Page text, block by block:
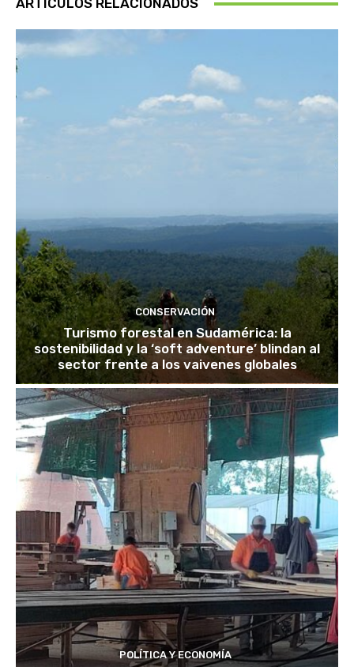
ARTÍCULOS RELACIONADOS
CONSERVACIÓN
Turismo forestal en Sudamérica: la
sostenibilidad y la ‘soft adventure’ blindan al
sector frente a los vaivenes globales
POLÍTICA Y ECONOMÍA